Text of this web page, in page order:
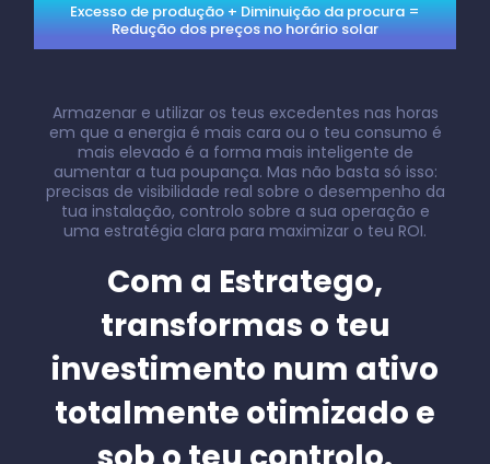
Excesso de produção + Diminuição da procura =
Redução dos preços no horário solar
Armazenar e utilizar os teus excedentes nas horas
em que a energia é mais cara ou o teu consumo é
mais elevado é a forma mais inteligente de
aumentar a tua poupança. Mas não basta só isso:
precisas de visibilidade real sobre o desempenho da
tua instalação, controlo sobre a sua operação e
uma estratégia clara para maximizar o teu ROI.
Com a Estratego,
transformas o teu
investimento num ativo
totalmente otimizado e